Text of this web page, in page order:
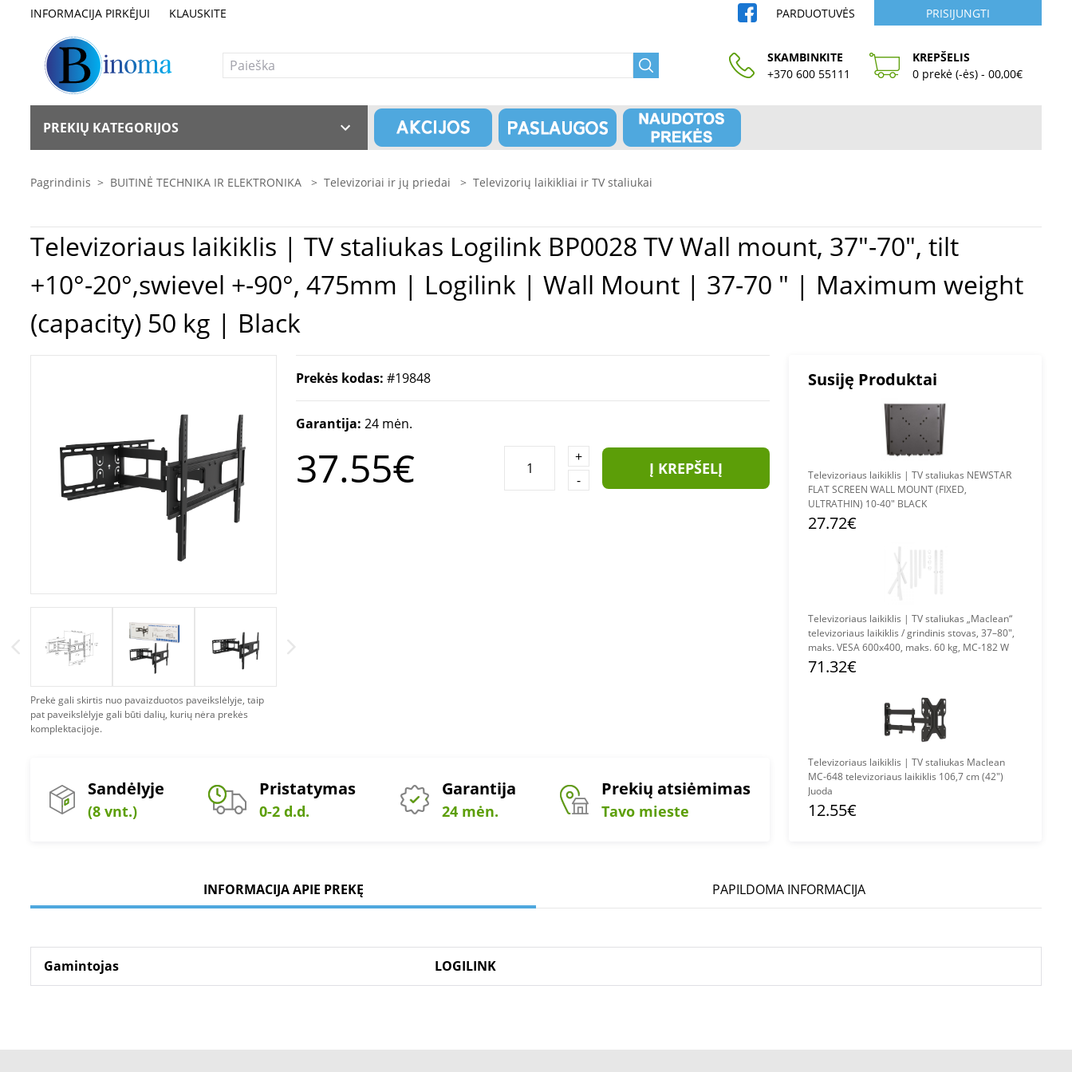
INFORMACIJA PIRKĖJUI KLAUSKITE PARDUOTUVĖS PRISIJUNGTI
SKAMBINKITE
+370 600 55111
KREPŠELIS
0 prekė (-ės) - 00,00€
PREKIŲ KATEGORIJOS
Pagrindinis > BUITINĖ TECHNIKA IR ELEKTRONIKA > Televizoriai ir jų priedai > Televizorių laikikliai ir TV staliukai
Televizoriaus laikiklis | TV staliukas Logilink BP0028 TV Wall mount, 37"-70", tilt
+10°-20°,swievel +-90°, 475mm | Logilink | Wall Mount | 37-70 " | Maximum weight
(capacity) 50 kg | Black
Prekė gali skirtis nuo pavaizduotos paveikslėlyje, taip
pat paveikslėlyje gali būti dalių, kurių nėra prekės
komplektacijoje.
Prekės kodas: #19848
Garantija: 24 mėn.
37.55€
+
-
Į KREPŠELĮ
Sandėlyje
(8 vnt.)
Pristatymas
0-2 d.d.
Garantija
24 mėn.
Prekių atsiėmimas
Tavo mieste
Susiję Produktai
Televizoriaus laikiklis | TV staliukas NEWSTAR
FLAT SCREEN WALL MOUNT (FIXED,
ULTRATHIN) 10-40" BLACK
27.72€
Televizoriaus laikiklis | TV staliukas „Maclean“
televizoriaus laikiklis / grindinis stovas, 37–80",
maks. VESA 600x400, maks. 60 kg, MC-182 W
71.32€
Televizoriaus laikiklis | TV staliukas Maclean
MC-648 televizoriaus laikiklis 106,7 cm (42")
Juoda
12.55€
INFORMACIJA APIE PREKĘ PAPILDOMA INFORMACIJA
Gamintojas LOGILINK